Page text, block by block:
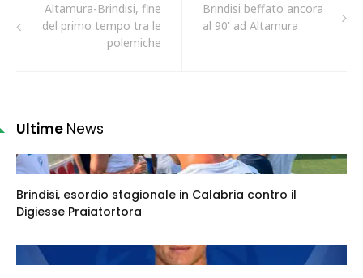
Altamura-Brindisi, fine
del primo tempo tra le
polemiche
Brindisi beffato ancora
al 90' ad Altamura
Ultime News
Brindisi, esordio stagionale in Calabria contro il
Digiesse Praiatortora